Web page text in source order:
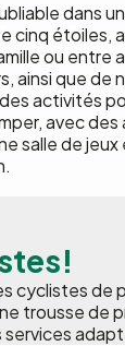
dans
cinq étoiles,
ou entre
ainsi que de
activités
avec
salle de jeux
cyclistes de
trousse de
services